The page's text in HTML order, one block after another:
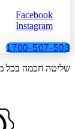
Facebook
Instagram
1700-507-503
שליטה חכמה בכל